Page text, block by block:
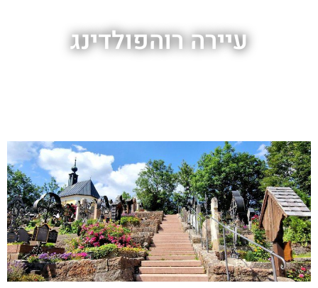
עיירה רוהפולדינג